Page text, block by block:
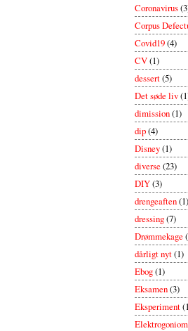
Coronavirus
Corpus
Covid19(4)
CV(1)
dessert(5)
Det søde liv
dimission(1)
dip(4)
Disney(1)
diverse(23)
DIY(3)
drengeaften(1)
dressing(7)
Drømmekage
dårligt nyt(1)
Ebog(1)
Eksamen(3)
Eksperiment